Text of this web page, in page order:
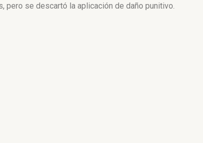
pero se descartó la aplicación de daño punitivo.